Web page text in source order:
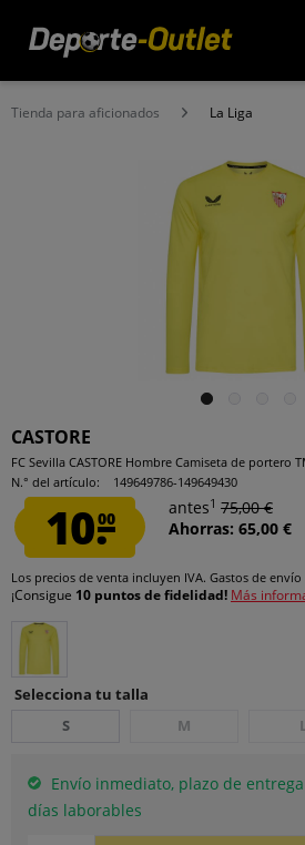
Tienda para aficionados La Liga
CASTORE
FC Sevilla CASTORE Hombre Camiseta de portero
N.° del artículo:
149649786-149649430
10.00
antes1 75,00 €
Ahorras: 65,00 €
Los precios de venta incluyen IVA. Gastos de envío
¡Consigue 10 puntos de fidelidad! Más
Selecciona tu talla
S
M
Envío inmediato, plazo de
días laborables